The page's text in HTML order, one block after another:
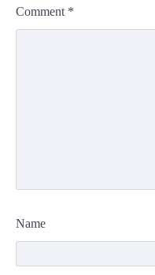
Comment *
Name